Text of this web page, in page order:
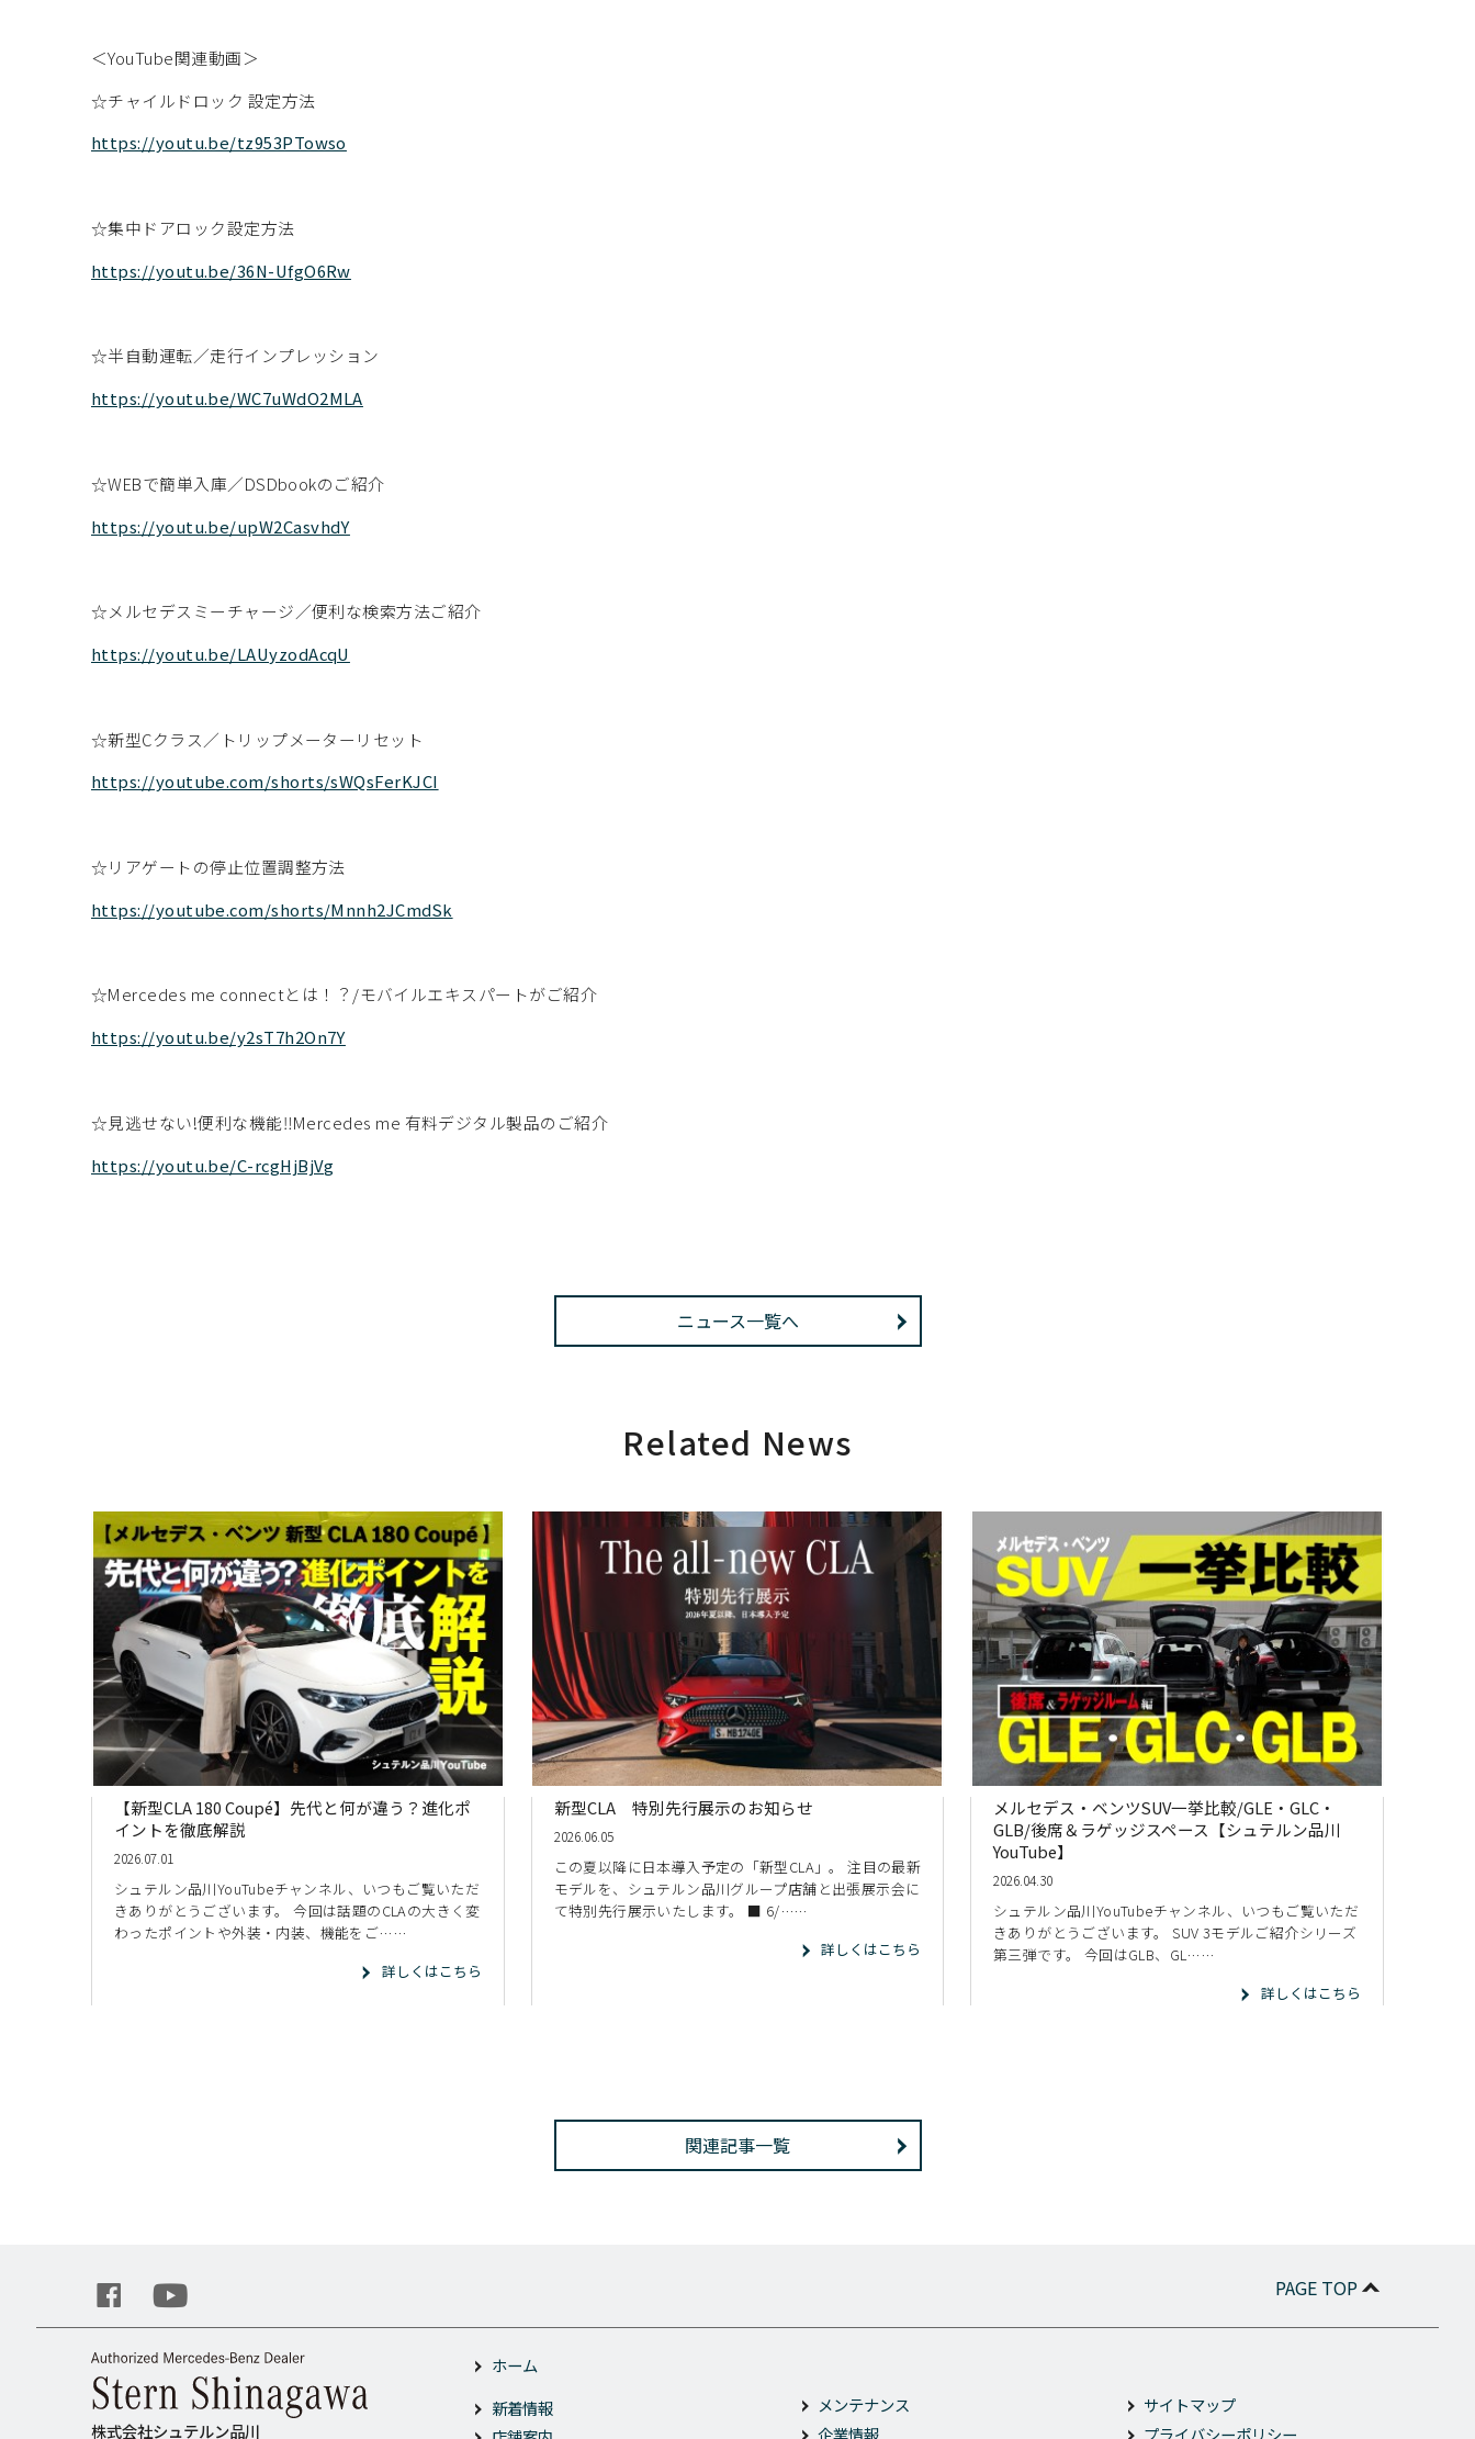
＜YouTube関連動画＞
☆チャイルドロック 設定方法
https://youtu.be/tz953PTowso
☆集中ドアロック設定方法
https://youtu.be/36N-UfgO6Rw
☆半自動運転／走行インプレッション
https://youtu.be/WC7uWdO2MLA
☆WEBで簡単入庫／DSDbookのご紹介
https://youtu.be/upW2CasvhdY
☆メルセデスミーチャージ／便利な検索方法ご紹介
https://youtu.be/LAUyzodAcqU
☆新型Cクラス／トリップメーターリセット
https://youtube.com/shorts/sWQsFerKJCI
☆リアゲートの停止位置調整方法
https://youtube.com/shorts/Mnnh2JCmdSk
☆Mercedes me connectとは！？/モバイルエキスパートがご紹介
https://youtu.be/y2sT7h2On7Y
☆見逃せない!便利な機能‼Mercedes me 有料デジタル製品のご紹介
https://youtu.be/C-rcgHjBjVg
ニュース一覧へ
Related News
【新型CLA 180 Coupé】先代と何が違う？進化ポ
イントを徹底解説
2026.07.01
シュテルン品川YouTubeチャンネル、いつもご覧いただ
きありがとうございます。 今回は話題のCLAの大きく変
わったポイントや外装・内装、機能をご……
詳しくはこちら
新型CLA 特別先行展示のお知らせ
2026.06.05
この夏以降に日本導入予定の「新型CLA」。 注目の最新
モデルを、シュテルン品川グループ店舗と出張展示会に
て特別先行展示いたします。 ■ 6/……
詳しくはこちら
メルセデス・ベンツSUV一挙比較/GLE・GLC・
GLB/後席＆ラゲッジスペース【シュテルン品川
YouTube】
2026.04.30
シュテルン品川YouTubeチャンネル、いつもご覧いただ
きありがとうございます。 SUV 3モデルご紹介シリーズ
第三弾です。 今回はGLB、GL……
詳しくはこちら
関連記事一覧
PAGE TOP
株式会社シュテルン品川
ホーム
新着情報
メンテナンス
企業情報
サイトマップ
プライバシーポリシー